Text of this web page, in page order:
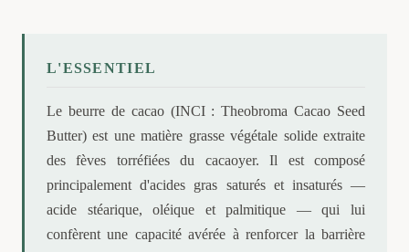
L'ESSENTIEL
Le beurre de cacao (INCI : Theobroma Cacao Seed
Butter) est une matière grasse végétale solide extraite
des fèves torréfiées du cacaoyer. Il est composé
principalement d'acides gras saturés et insaturés —
acide stéarique, oléique et palmitique — qui lui
confèrent une capacité avérée à renforcer la barrière